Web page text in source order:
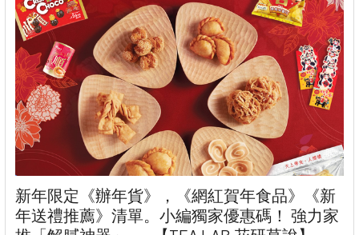
新年限定《辦年貨》，《網紅賀年食品》《新
年送禮推薦》清單。小編獨家優惠碼！ 強力家